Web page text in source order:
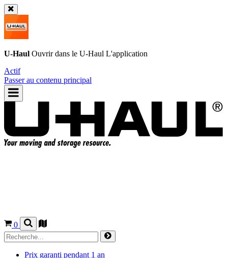
U-Haul Ouvrir dans le U-Haul L'application
Actif
Passer au contenu principal
0
Prix garanti pendant 1 an